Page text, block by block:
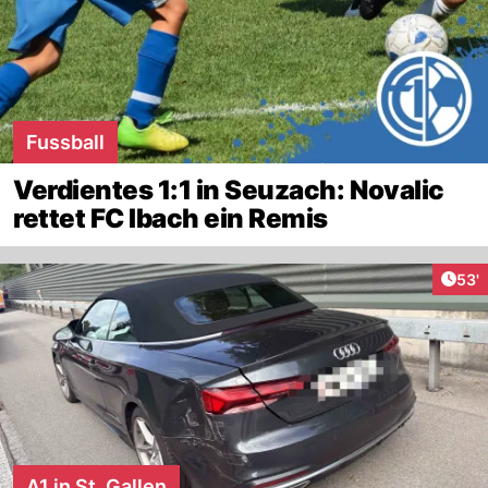
Fussball
Verdientes 1:1 in Seuzach: Novalic
rettet FC Ibach ein Remis
53'